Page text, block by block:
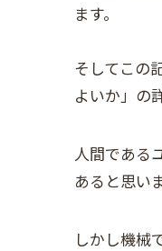
ます。
そしてこの
よいか」の
人間である
あると思い
しかし機械